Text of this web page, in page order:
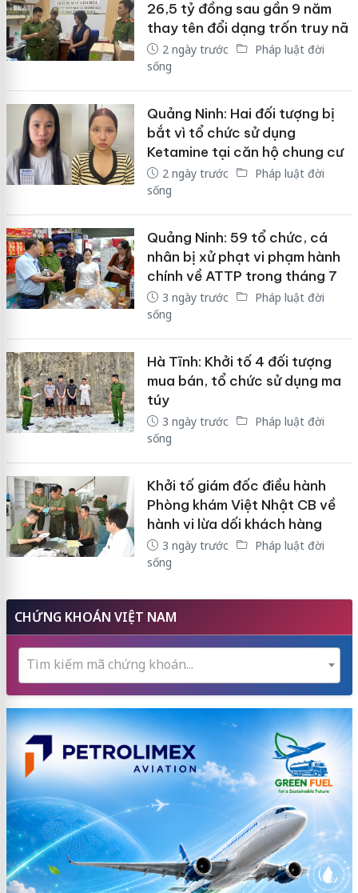
26,5 tỷ đồng sau gần 9 năm
thay tên đổi dạng trốn truy nã
2 ngày trước
Pháp luật đời
sống
Quảng Ninh: Hai đối tượng bị
bắt vì tổ chức sử dụng
Ketamine tại căn hộ chung cư
2 ngày trước
Pháp luật đời
sống
Quảng Ninh: 59 tổ chức, cá
nhân bị xử phạt vi phạm hành
chính về ATTP trong tháng 7
3 ngày trước
Pháp luật đời
sống
Hà Tĩnh: Khởi tố 4 đối tượng
mua bán, tổ chức sử dụng ma
túy
3 ngày trước
Pháp luật đời
sống
Khởi tố giám đốc điều hành
Phòng khám Việt Nhật CB về
hành vi lừa dối khách hàng
3 ngày trước
Pháp luật đời
sống
CHỨNG KHOÁN VIỆT NAM
Tìm kiếm mã chứng khoán...